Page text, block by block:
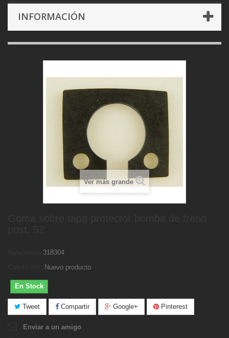
INFORMACIÓN
Ver más grande
318304
Nuevo producto
En Stock
Tweet Compartir Google+ Pinterest
Enviar a un amigo